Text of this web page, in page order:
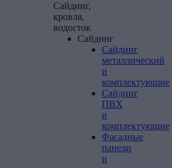
Сайдинг,
кровля,
водосток
Сайдинг
Сайдинг
металлический
и
комплектующие
Сайдинг
ПВХ
и
комплектующие
Фасадные
панели
и